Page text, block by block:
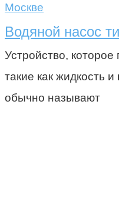
Москве
Водяной насос
Устройство,
такие как жидкость
обычно называют